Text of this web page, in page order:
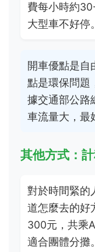
費每小時約
大型車不好停。
開車優點是自
點是環保問題
據交通部公路
車流量大，最
其他方式：
對於時間緊的
道怎麼去的好
300元，共乘
適合團體分攤